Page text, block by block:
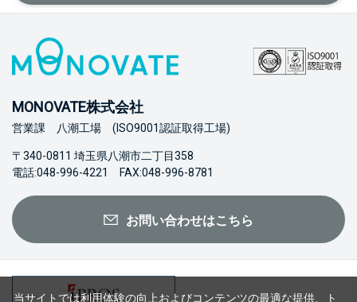
MONOVATE株式会社
営業課 八潮工場 (ISO9001認証取得工場)
〒340-0811 埼玉県八潮市二丁目358
電話:048-996-4221 FAX:048-996-8781
お問い合わせはこちら
当サイトでは利用体験の向上およびコンテンツの最適な提供、ト